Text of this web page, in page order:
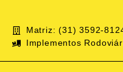
Matriz: (31) 3592-
Implementos